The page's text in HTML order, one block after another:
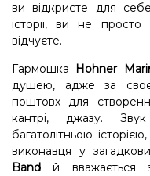
ви відкриєте для
історії, ви не
відчуєте.
Гармошка Hohner
душею, адже за своє
поштовх для
кантрі, джазу.
багатолітньою
виконавця у
Band й вважається